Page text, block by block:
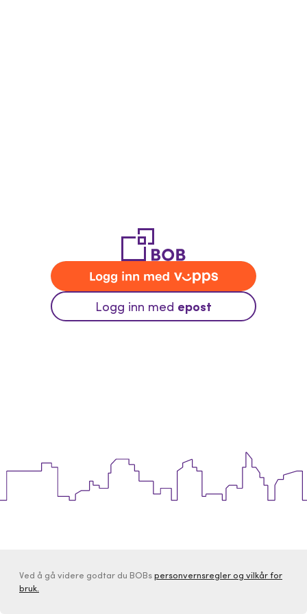
Logg inn med epost
Ved å gå videre godtar du BOBspersonvernsregler og vilkår for
bruk.